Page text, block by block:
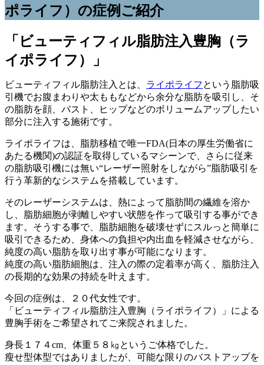
ポライフ）の症例ご紹介
「ビューティフィル脂肪注入豊胸（ラ
イポライフ）」
ビューティフィル脂肪注入とは、 ライポライフ という脂肪吸
引機でお腹まわりや太ももなどから余分な脂肪を吸引し、そ
の脂肪を顔、バスト、ヒップなどのボリュームアップしたい
部分に注入する施術です。
ライポライフは、脂肪移植で唯一FDA(日本の厚生労働省に
あたる機関)の認証を取得しているマシーンで、さらに従来
の脂肪吸引機には無い“レーザー照射をしながら”脂肪吸引を
行う革新的なシステム を搭載しています。
そのレーザーシステムは、熱によって脂肪間の繊維を溶か
し、脂肪細胞が剥離しやすい状態を作って吸引する事ができ
ます。そうする事で、
脂肪細胞を破壊せずにスルっと簡単に
吸引できるため、 身体への負担や内出血を軽減させながら、
純度の高い脂肪を取り出す事が可能になります。
純度の高い脂肪細胞は、注入の際の定着率が高く、脂肪注入
の長期的な効果の持続を叶えます。
今回の症例は、２０代女性です。
「ビューティフィル脂肪注入豊胸（ライポライフ）」による
豊胸手術をご希望されてご来院されました。
身長１７４cm、体重５８㎏というご体格でした。
瘦せ型体型ではありましたが、可能な限りのバストアップを